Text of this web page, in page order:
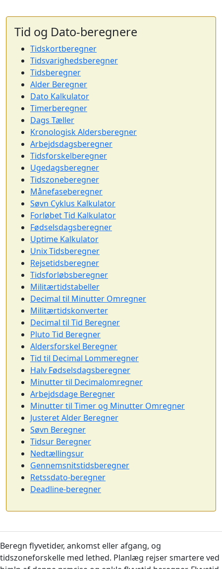
Tid og Dato-beregnere
Tidskortberegner
Tidsvarighedsberegner
Tidsberegner
Alder Beregner
Dato Kalkulator
Timerberegner
Dags Tæller
Kronologisk Aldersberegner
Arbejdsdagsberegner
Tidsforskelberegner
Ugedagsberegner
Tidszoneberegner
Månefaseberegner
Søvn Cyklus Kalkulator
Forløbet Tid Kalkulator
Fødselsdagsberegner
Uptime Kalkulator
Unix Tidsberegner
Rejsetidsberegner
Tidsforløbsberegner
Militærtidstabeller
Decimal til Minutter Omregner
Militærtidskonverter
Decimal til Tid Beregner
Pluto Tid Beregner
Aldersforskel Beregner
Tid til Decimal Lommeregner
Halv Fødselsdagsberegner
Minutter til Decimalomregner
Arbejdsdage Beregner
Minutter til Timer og Minutter Omregner
Justeret Alder Beregner
Søvn Beregner
Tidsur Beregner
Nedtællingsur
Gennemsnitstidsberegner
Retssdato-beregner
Deadline-beregner
Beregn flyvetider, ankomst eller afgang, og
tidszoneforskelle med lethed. Planlæg rejser smartere ved